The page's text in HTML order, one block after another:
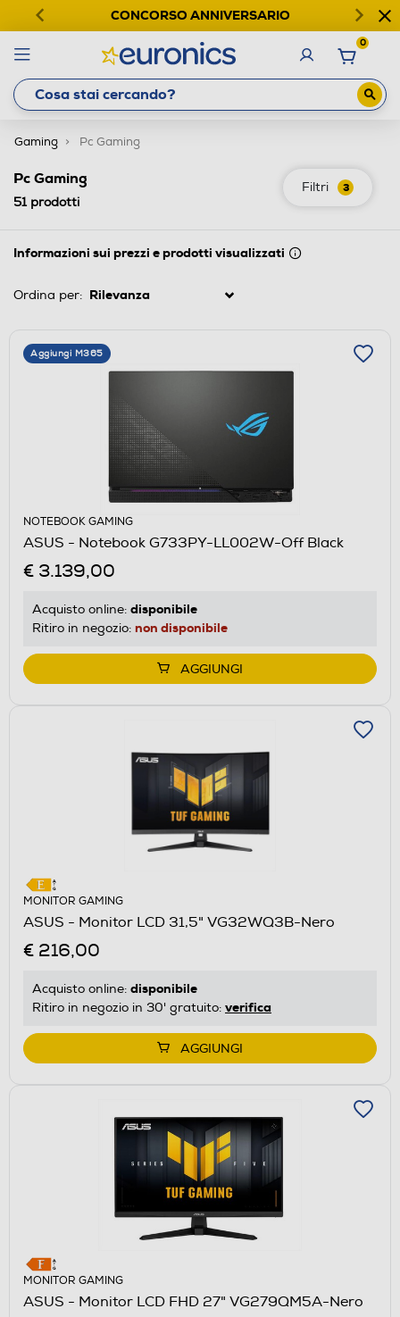
CONCORSO ANNIVERSARIO
0
Gaming Pc Gaming
Filtri 3
Pc Gaming
51prodotti
Informazioni sui prezzi e prodotti visualizzati
Ordina per:
Aggiungi M365
NOTEBOOK GAMING
ASUS - Notebook G733PY-LL002W-Off Black
€ 3.139,00
Acquisto online: disponibile
Ritiro in negozio: non disponibile
AGGIUNGI
MONITOR GAMING
ASUS - Monitor LCD 31,5" VG32WQ3B-Nero
€ 216,00
Acquisto online: disponibile
Ritiro in negozio in 30' gratuito: verifica
AGGIUNGI
MONITOR GAMING
ASUS - Monitor LCD FHD 27" VG279QM5A-Nero